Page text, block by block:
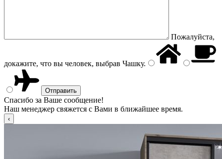
Пожалуйста,
докажите, что вы человек, выбрав Чашку.
Спасибо за Ваше сообщение!
Наш менеджер свяжется с Вами в ближайшее время.